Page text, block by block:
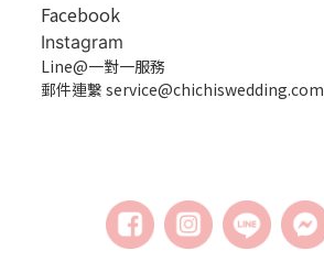
Facebook
Instagram
Line@一對一服務
郵件連繫 service@chichiswedding.com